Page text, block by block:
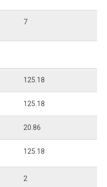
7
125.18
125.18
20.86
125.18
2